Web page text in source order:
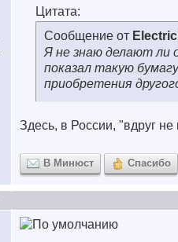
Цитата:
Сообщение от
Я не знаю делают ли
показал такую
приобретения
Здесь, в России, "вдруг не
В Минюст Спасибо